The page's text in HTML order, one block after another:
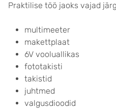
Praktilise töö jaoks vajad
multimeeter
makettplaat
6V vooluallikas
fototakisti
takistid
juhtmed
valgusdioodid